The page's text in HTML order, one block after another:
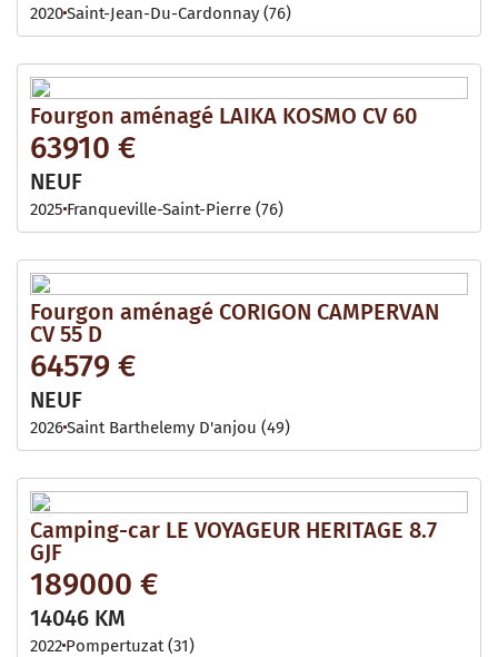
2020Saint-Jean-Du-Cardonnay (76)
Fourgon aménagé LAIKA KOSMO CV 60
63910 €
NEUF
2025 Franqueville-Saint-Pierre (76)
Fourgon aménagé CORIGON CAMPERVAN
CV 55 D
64579 €
NEUF
2026Saint Barthelemy D'anjou (49)
Camping-car LE VOYAGEUR HERITAGE 8.7
GJF
189000 €
14046 KM
2022 Pompertuzat (31)